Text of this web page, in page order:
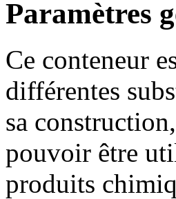
Paramètres
Ce conteneur
différentes
sa
pouvoir être
produits